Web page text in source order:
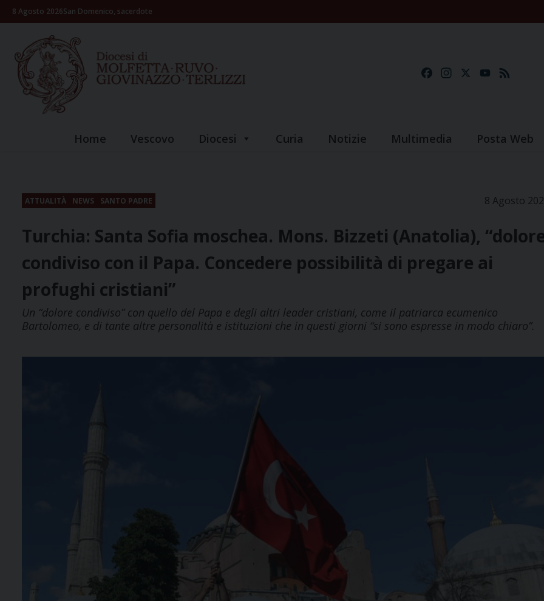
Skip8 Agosto 2026San Domenico, sacerdote
FacebookInstagramYouTube
Home Vescovo Diocesi Curia Notizie Multimedia Posta Web
ATTUALITÀ NEWS SANTO PADRE 8 Agosto
Turchia: Santa Sofia moschea. Mons. Bizzeti (Anatolia),
condiviso con il Papa. Concedere possibilità di pregare ai
profughi cristiani”
Un “dolore condiviso” con quello del Papa e degli altri leader cristiani, come il patriarca ecumenico
Bartolomeo, e di tante altre personalità e istituzioni che in questi giorni “si sono espresse in modo chiaro”.